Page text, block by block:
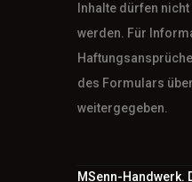
Inhalte dürfen
werden. Für
des Formulars
weitergegeben.
MSenn-Handwerk.